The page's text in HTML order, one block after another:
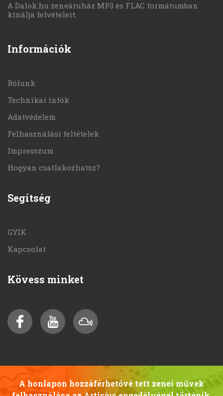
A Dalok.hu zeneáruház MP3 és FLAC formátumban
kínálja felvételeit.
Információk
Rólunk
Technikai infók
Adatvédelem
Felhasználási feltételek
Impresszum
Hogyan csatlakozhatsz?
Segítség
GYIK
Kapcsolat
Kövess minket
A honlapon hozzáférhetővé tett zenei művek